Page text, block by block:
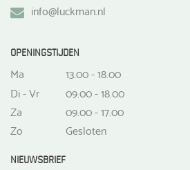
info@luckman.nl
OPENINGSTIJDEN
Ma
13.00 - 18.00
Di - Vr
09.00 - 18.00
Za
09.00 - 17.00
Zo
Gesloten
NIEUWSBRIEF